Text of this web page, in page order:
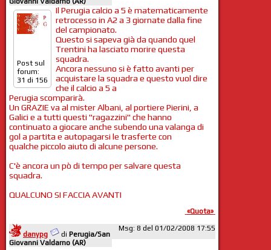
Post sul
forum:
31 di 156
Il Perugia calcio a 5 è matematicamente
retrocesso in A2 a 3 giornate dalla fine
del campionato.
Questo si sapeva già da quando quel
Trentini ha lasciato morire questa
squadra.
Ancora nessuno si è fatto avanti per
acquistare la squadra e questo vuol dire
che il calcio a 5 a
Perugia scomparirà.
Un GRAZIE va al mister Albani, al portiere Pierini, a
Galici e a tutti questi "ragazzini" che hanno
continuato a giocare anche subendo una valanga di
gol a partita e autopagarsi le trasferte con
qualche piccolo aiuto di alcune persone.
C'è ancora un pò di tempo per salvare questa
squadra.
QUALCUNO SI FACCIA AVANTI
«Quota»
danypg di Perugia/San
Giovanni Valdarno (AR)
Msg: 8 del 01/02/2008 17:55